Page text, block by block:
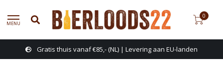
MENU
0
Gratis thuis vanaf €85,- (NL) | Levering aan EU-landen